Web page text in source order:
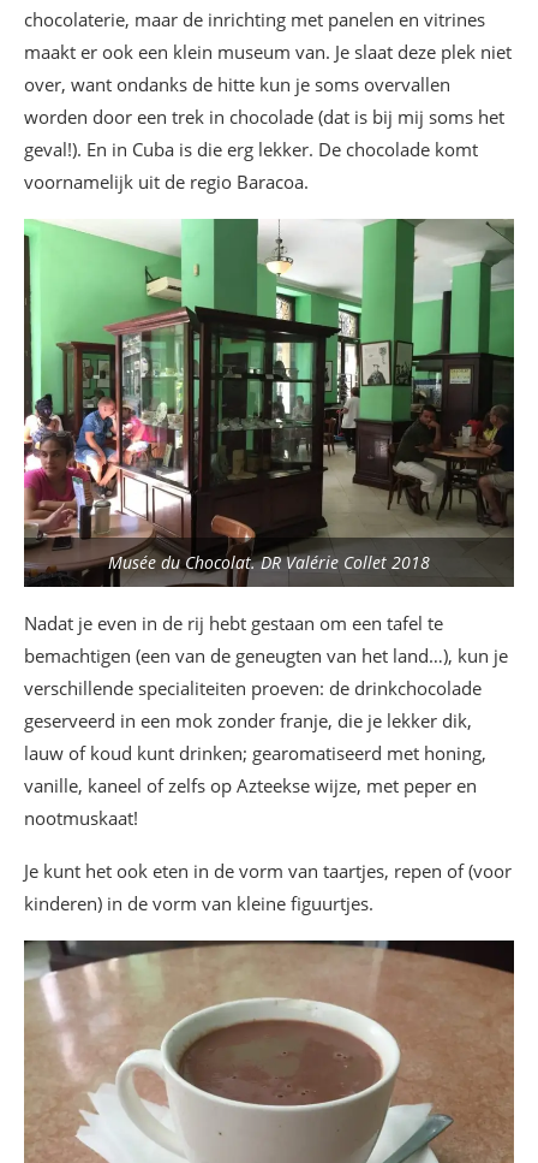
chocolaterie, maar de inrichting met panelen en vitrines
maakt er ook een klein museum van. Je slaat deze plek niet
over, want ondanks de hitte kun je soms overvallen
worden door een trek in chocolade (dat is bij mij soms het
geval!). En in Cuba is die erg lekker. De chocolade komt
voornamelijk uit de regio Baracoa.
Musée du Chocolat. DR Valérie Collet 2018
Nadat je even in de rij hebt gestaan om een tafel te
bemachtigen (een van de geneugten van het land…), kun je
verschillende specialiteiten proeven: de drinkchocolade
geserveerd in een mok zonder franje, die je lekker dik,
lauw of koud kunt drinken; gearomatiseerd met honing,
vanille, kaneel of zelfs op Azteekse wijze, met peper en
nootmuskaat!
Je kunt het ook eten in de vorm van taartjes, repen of (voor
kinderen) in de vorm van kleine figuurtjes.